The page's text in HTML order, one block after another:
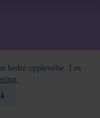
bedre opplevelse. Les